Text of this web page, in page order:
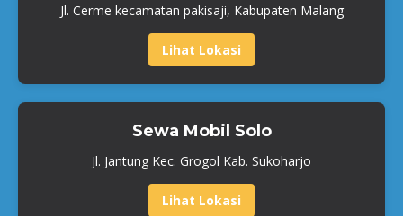
Jl. Cerme kecamatan pakisaji, Kabupaten Malang
Lihat Lokasi
Sewa Mobil Solo
Jl. Jantung Kec. Grogol Kab. Sukoharjo
Lihat Lokasi